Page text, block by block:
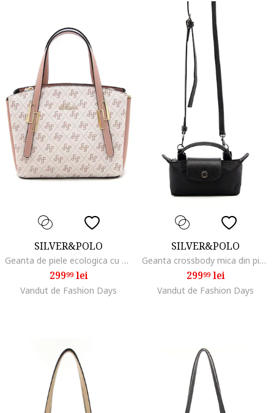
SILVER&POLO
Geanta de piele ecologica cu bareta de umar si model monograma, Alb murdar/Roz prafuit
29999lei
Vandut de Fashion Days
SILVER&POLO
Geanta crossbody mica din piele ecologica, Negru
29999lei
Vandut de Fashion Days